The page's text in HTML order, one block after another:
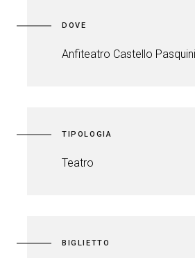
DOVE
Anfiteatro Castello Pasquini
TIPOLOGIA
Teatro
BIGLIETTO